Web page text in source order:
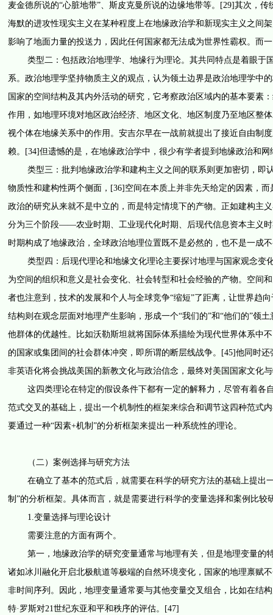
麦金德所说的“心脏地带”、斯皮克曼所说的边缘地带等。[29]其次，
海默的进攻性现实主义在某种程度上在地缘政治学和新现实主义之间
影响了地面力量的投送力，因此任何国家都无法成为世界性霸权。而
类型二：包括政治地理学、地缘行为理论。其共同特点是着眼于
系。政治地理学坚持物质主义的观点，认为领土边界是政治地理学中
国家的空间结构及其内外活动的研究，它考察政治区域内的基本要素
作用，如地理环境对地区政治经济、地区文化、地区制度乃至地区整
视个体在地缘关系中的作用。安吉尔早在一战前就提出了接近自由制
赖。[34]但遗憾的是，在地缘政治学中，很少有学者提到地缘政治和
类型三：批判地缘政治学和建构主义之间的联系则更加密切，即
物质性和建构性两个侧面，[36]空间在本质上并非先天给定的因素，
政治的研究从来就不是中立的，而是特定情境下的产物。正如建构主
分为三个阶段——农业时期、工业现代化时期、后现代信息资本主义
时期构成了地缘政治，全球政治地理位置既不是必然的，也不是一成
类型四：后现代理论和地缘文化理论主要探讨地理与国家观念变
为空间的组织和意义是社会变化、社会转型和社会经验的产物。空间
者也注意到，技术的发展和个人与全球竞争“缩短”了距离，让世界趋
结构则在观念层面对地理产生影响，形成一个“我们的”和“他们的”领
他群体的优越性。比如沃勒斯坦就将国际体系描绘为现代世界体系中
的国家或集团间的社会群体冲突，即所谓的断层线战争。[45]他同时
非英语化将会挑战美国的新教文化与政治信念，最终对美国国家文化
这四类理论在特定的假设条件下都有一定的解释力，尽管有着各
范式交叉的基础上，提出一个机制性的框架来综合和调节这四种范式
要通过一种“因素+机制”的分析框架来提出一种系统性的理论。
（二）案例选择与研究方法
在确立了基本的范式后，就需要在科学的研究方法的基础上提出
制”的分析框架。具体而言，就是需要进行科学的变量选择和案例比
1.变量选择与理论设计
需要注意的方面有两个。
第一，地缘政治学的研究变量通常与地理有关，但是地理变量的
诸如冰川融化开启北极航道等极端的自然环境变化，国家的地理禀赋
非时间序列。因此，地理变量通常要与其他变量交叉组合，比如在结
特·罗斯对21世纪东亚和平和秩序的评估。[47]